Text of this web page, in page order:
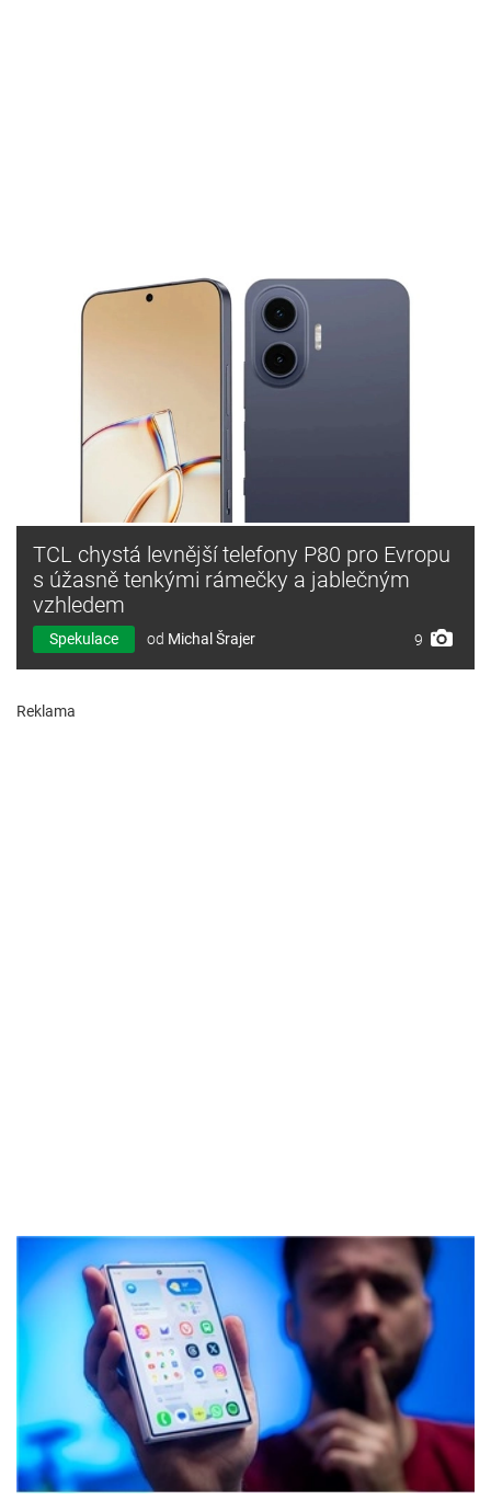
TCL chystá levnější telefony P80 pro Evropu
s úžasně tenkými rámečky a jablečným
vzhledem
Spekulace od Michal Šrajer 9
Reklama